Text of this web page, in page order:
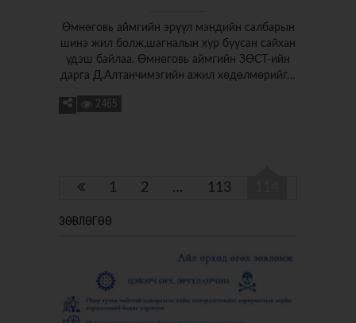
Өмнөговь аймгийн эрүүл мэндийн салбарын
шинэ жил болж,шагналын хур буусан сайхан
үдэш байлаа. Өмнөговь аймгийн ЗӨСТ-ийн
дарга Д.Алтанчимэгийн ажил хөдөлмөрийг…
2465
1 2 … 113
ЗӨВЛӨГӨӨ